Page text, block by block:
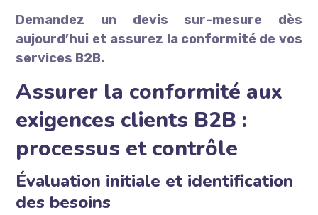
Demandez un devis sur-mesure dès
aujourd’hui et assurez la conformité de vos
services B2B.
Assurer la conformité aux
exigences clients B2B :
processus et contrôle
Évaluation initiale et identification
des besoins